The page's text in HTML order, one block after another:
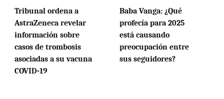
Tribunal ordena a
AstraZeneca revelar
información sobre
casos de trombosis
asociadas a su vacuna
COVID-19
Baba Vanga: ¿Qué
profecía para 2025
está causando
preocupación entre
sus seguidores?